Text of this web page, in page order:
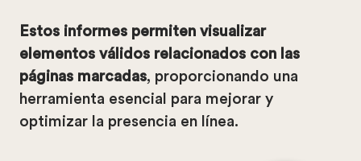
Estos informes permiten visualizar
elementos válidos relacionados con las
páginas marcadas, proporcionando una
herramienta esencial para mejorar y
optimizar la presencia en línea.